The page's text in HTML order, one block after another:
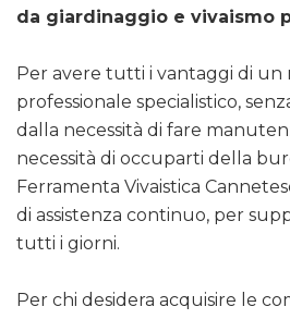
da giardinaggio e vivaismo
Per avere tutti i vantaggi di un
professionale specialistico,
dalla necessità di fare
necessità di occuparti della
Ferramenta Vivaistica
di assistenza continuo, per
tutti i giorni.
Per chi desidera acquisire le